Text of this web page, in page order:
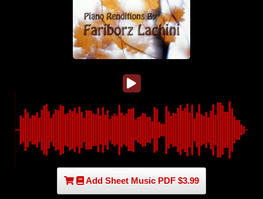
Add Sheet Music PDF $3.99